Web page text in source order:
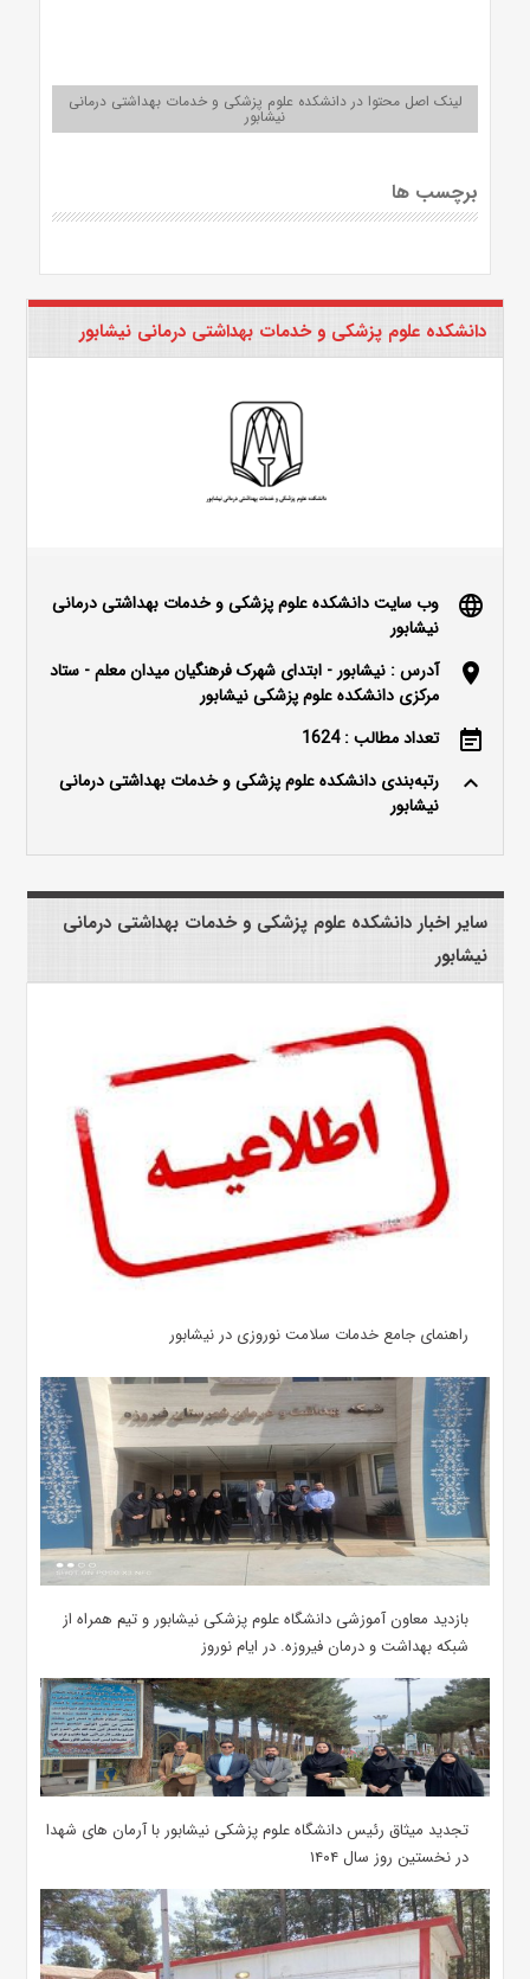
لینک اصل محتوا در دانشکده علوم پزشکی و خدمات بهداشتی درمانی
نیشابور
برچسب ها
دانشکده علوم پزشکی و خدمات بهداشتی درمانی نیشابور
language
وب سایت دانشکده علوم پزشکی و خدمات بهداشتی درمانی
نیشابور
location_on
آدرس : نیشابور - ابتدای شهرک فرهنگیان میدان معلم - ستاد
مرکزی دانشکده علوم پزشکی نیشابور
event_note تعداد مطالب : 1624
keyboard_arrow_up
رتبه‌بندی دانشکده علوم پزشکی و خدمات بهداشتی درمانی
نیشابور
سایر اخبار دانشکده علوم پزشکی و خدمات بهداشتی درمانی
نیشابور
راهنمای جامع خدمات سلامت نوروزی در نیشابور
بازدید معاون آموزشی دانشگاه علوم پزشکی نیشابور و تیم همراه از
شبکه بهداشت و درمان فیروزه. در ایام نوروز
تجدید میثاق رئیس دانشگاه علوم پزشکی نیشابور با آرمان های شهدا
در نخستین روز سال ۱۴۰۴